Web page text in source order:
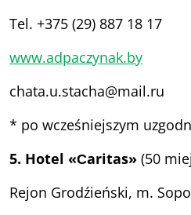
Tel. +375 (29) 887 18 17
www.adpaczynak.by
chata.u.stacha@mail.ru
* po wcześniejszym
5. Hotel «Сaritas» (50
Rejon Grodźieński, m.